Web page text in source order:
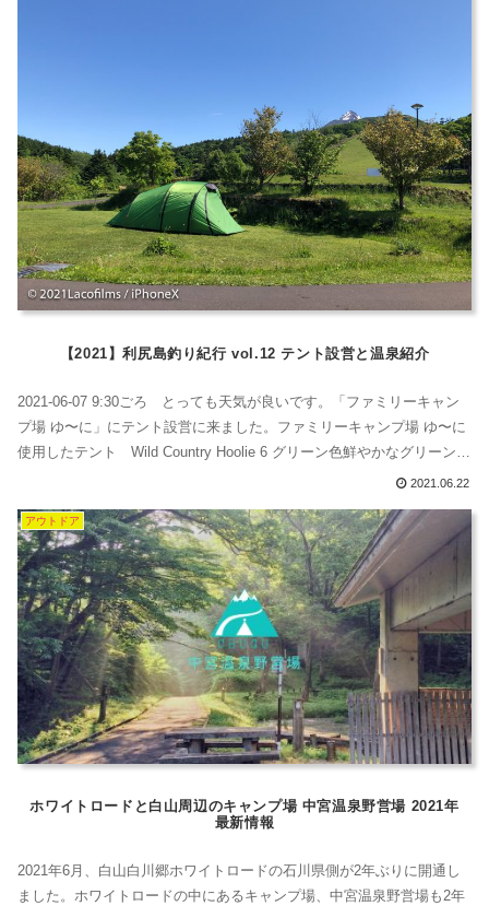
【2021】利尻島釣り紀行 vol.12 テント設営と温泉紹介
2021-06-07 9:30ごろ とっても天気が良いです。「ファミリーキャン
プ場 ゆ〜に」にテント設営に来ました。ファミリーキャンプ場 ゆ〜に
使用したテント Wild Country Hoolie 6 グリーン色鮮やかなグリーンの
テントです。広くって、６人用です。コロナの時代には、広いテント
いろいろある利尻島のキャンプ場北海道利尻...
2021.06.22
アウトドア
ホワイトロードと白山周辺のキャンプ場 中宮温泉野営場 2021年
最新情報
2021年6月、白山白川郷ホワイトロードの石川県側が2年ぶりに開通し
ました。ホワイトロードの中にあるキャンプ場、中宮温泉野営場も2年